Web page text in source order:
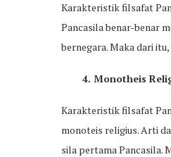
Karakteristik filsafat
Pancasila benar-benar
bernegara. Maka dari
4. Monotheis
Karakteristik filsafat
monoteis religius. Arti
sila pertama Pancasila.